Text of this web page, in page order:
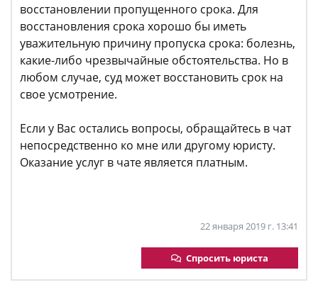
восстановлении пропущенного срока. Для
восстановления срока хорошо бы иметь
уважительную причину пропуска срока: болезнь,
какие-либо чрезвычайные обстоятельства. Но в
любом случае, суд может восстановить срок на
свое усмотрение.
Если у Вас остались вопросы, обращайтесь в чат
непосредственно ко мне или другому юристу.
Оказание услуг в чате является платным.
22 января 2019 г. 13:41
Спросить юриста